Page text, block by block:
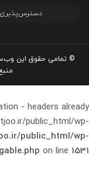
دسترس‌پذیری
© تمامی حقوق این
- headers already
public_html/wp-
public_html/wp-
on line 1531